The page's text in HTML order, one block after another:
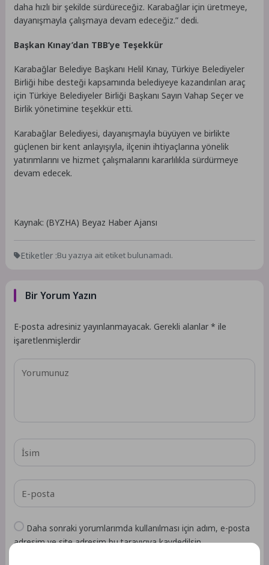
daha hızlı bir şekilde sürdüreceğiz. Karabağlar için üretmeye,
dayanışmayla çalışmaya devam edeceğiz.” dedi.
Başkan Kınay’dan TBB’ye Teşekkür
Karabağlar Belediye Başkanı Helil Kınay, Türkiye Belediyeler
Birliği hibe desteği kapsamında belediyeye kazandırılan araç
için Türkiye Belediyeler Birliği Başkanı Sayın Vahap Seçer ve
Birlik yönetimine teşekkür etti.
Karabağlar Belediyesi, dayanışmayla büyüyen ve birlikte
güçlenen bir kent anlayışıyla, ilçenin ihtiyaçlarına yönelik
yatırımlarını ve hizmet çalışmalarını kararlılıkla sürdürmeye
devam edecek.
Kaynak: (BYZHA) Beyaz Haber Ajansı
Etiketler :Bu yazıya ait etiket bulunamadı.
Bir Yorum Yazın
E-posta adresiniz yayınlanmayacak. Gerekli alanlar* ile
işaretlenmişlerdir
Daha sonraki yorumlarımda kullanılması için adım, e-posta
adresim ve site adresim bu tarayıcıya kaydedilsin.